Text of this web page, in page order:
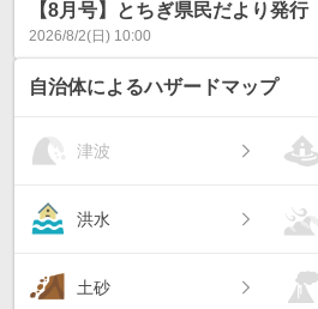
【8月号】とちぎ県民だより発行
2026/8/2(日) 10:00
自治体によるハザードマップ
津波
洪水
土砂